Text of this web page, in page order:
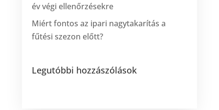
év végi ellenőrzésekre
Miért fontos az ipari nagytakarítás a
fűtési szezon előtt?
Legutóbbi hozzászólások